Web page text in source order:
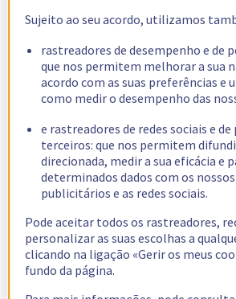
Sujeito ao seu acordo, utilizamos
rastreadores de desempenho e de
que nos permitem melhorar a sua
acordo com as suas preferências e
como medir o desempenho das
e rastreadores de redes sociais e de
terceiros: que nos permitem
direcionada, medir a sua eficácia e
determinados dados com os
publicitários e as redes sociais.
Pode aceitar todos os rastreadores,
personalizar as suas escolhas a
clicando na ligação «Gerir os meus
fundo da página.